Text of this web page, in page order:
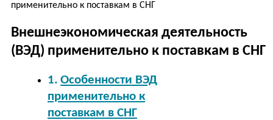
применительно к поставкам в СНГ
Внешнеэкономическая деятельность
(ВЭД) применительно к поставкам в СНГ
Особенности ВЭД
применительно к
поставкам в СНГ